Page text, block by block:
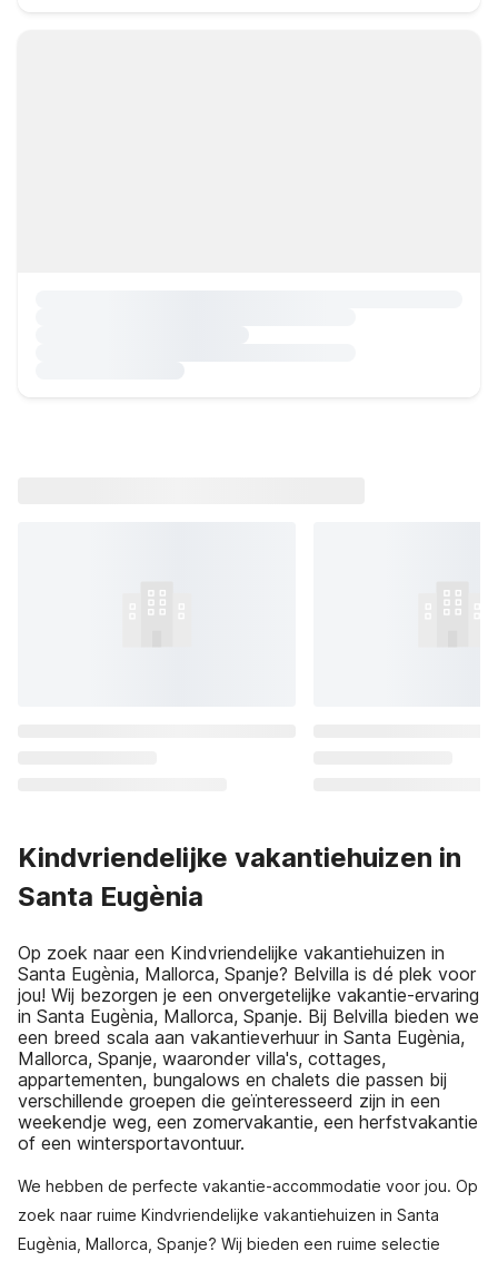
Kindvriendelijke vakantiehuizen in
Santa Eugènia
Op zoek naar een Kindvriendelijke vakantiehuizen in
Santa Eugènia, Mallorca, Spanje? Belvilla is dé plek voor
jou! Wij bezorgen je een onvergetelijke vakantie-ervaring
in Santa Eugènia, Mallorca, Spanje. Bij Belvilla bieden we
een breed scala aan vakantieverhuur in Santa Eugènia,
Mallorca, Spanje, waaronder villa's, cottages,
appartementen, bungalows en chalets die passen bij
verschillende groepen die geïnteresseerd zijn in een
weekendje weg, een zomervakantie, een herfstvakantie
of een wintersportavontuur.
We hebben de perfecte vakantie-accommodatie voor jou. Op
zoek naar ruime Kindvriendelijke vakantiehuizen in Santa
Eugènia, Mallorca, Spanje? Wij bieden een ruime selectie